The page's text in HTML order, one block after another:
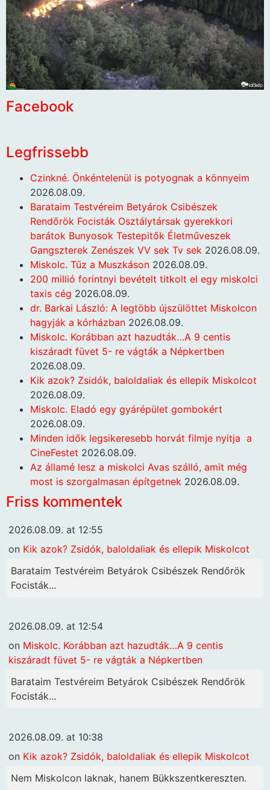
Facebook
Legfrissebb
Czinkné. Önkéntelenül is potyognak a könnyeim
2026.08.09.
Barataim Testvéreim Betyárok Csibészek
Rendőrök Focisták Osztálytársak gyerekkori
barátok Bunyosok Testepitők Életműveszek
Gangszterek Zenészek VV sek Tv sek 2026.08.09.
Miskolc. Tűz a Muszkáson 2026.08.09.
200 millió forintnyi bevételt titkolt el egy miskolci
taxis cég 2026.08.09.
dr. Barkai László: A legtöbb újszülöttet Miskolcon
hagyják a kórházban 2026.08.09.
Miskolc. Korábban azt hazudták…A 9 centis
kiszáradt füvet 5- re vágták a Népkertben
2026.08.09.
Kik azok? Zsidók, baloldaliak és ellepik Miskolcot
2026.08.09.
Miskolc. Eladó egy gyárépület gombokért
2026.08.09.
Minden idők legsikeresebb horvát filmje nyitja a
CineFestet 2026.08.09.
Az államé lesz a miskolci Avas szálló, amit még
most is szorgalmasan építgetnek 2026.08.09.
Friss kommentek
2026.08.09. at 12:55
on Kik azok? Zsidók, baloldaliak és ellepik Miskolcot
Barataim Testvéreim Betyárok Csibészek Rendőrök
Focisták...
2026.08.09. at 12:54
on Miskolc. Korábban azt hazudták…A 9 centis
kiszáradt füvet 5- re vágták a Népkertben
Barataim Testvéreim Betyárok Csibészek Rendőrök
Focisták...
2026.08.09. at 10:38
on Kik azok? Zsidók, baloldaliak és ellepik Miskolcot
Nem Miskolcon laknak, hanem Bükkszentkereszten.